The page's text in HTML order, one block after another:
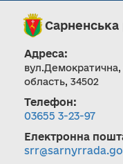
Сарненська
Адреса:
вул.Демократична,
область, 34502
Телефон:
03655 3-23-97
Електронна